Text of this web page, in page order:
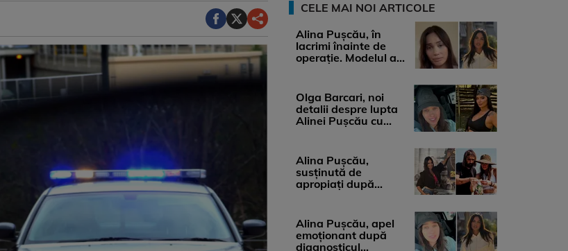
CELE MAI NOI ARTICOLE
Alina Pușcău, în
lacrimi înainte de
operație. Modelul a
Olga Barcari, noi
detalii despre lupta
Alinei Pușcău cu
Alina Pușcău,
susținută de
apropiați după
medicii, ...
Alina Pușcău, apel
emoționant după
diagnosticul